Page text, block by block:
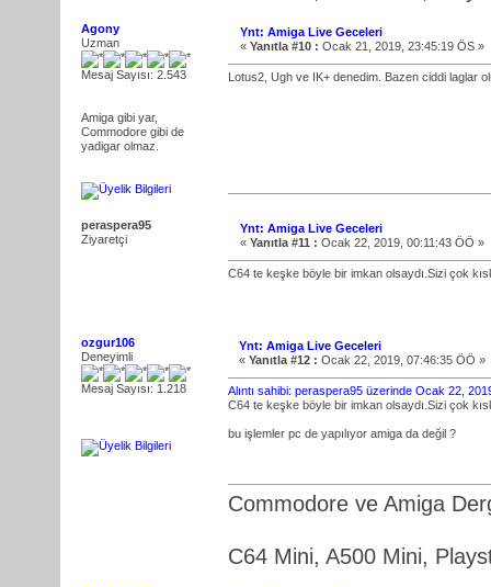
Agony
Uzman
Mesaj Sayısı: 2.543
Amiga gibi yar,
Commodore gibi de
yadigar olmaz.
Ynt: Amiga Live Geceleri
« Yanıtla #10 : Ocak 21, 2019, 23:45:19 ÖS »
Lotus2, Ugh ve IK+ denedim. Bazen ciddi laglar
peraspera95
Ziyaretçi
Ynt: Amiga Live Geceleri
« Yanıtla #11 : Ocak 22, 2019, 00:11:43 ÖÖ »
C64 te keşke böyle bir imkan olsaydı.Sizi çok
ozgur106
Deneyimli
Mesaj Sayısı: 1.218
Ynt: Amiga Live Geceleri
« Yanıtla #12 : Ocak 22, 2019, 07:46:35 ÖÖ »
Alıntı sahibi: peraspera95 üzerinde Ocak 22,
C64 te keşke böyle bir imkan olsaydı.Sizi çok
bu işlemler pc de yapılıyor amiga da değil ?
Commodore ve Amiga
C64 Mini, A500 Mini,